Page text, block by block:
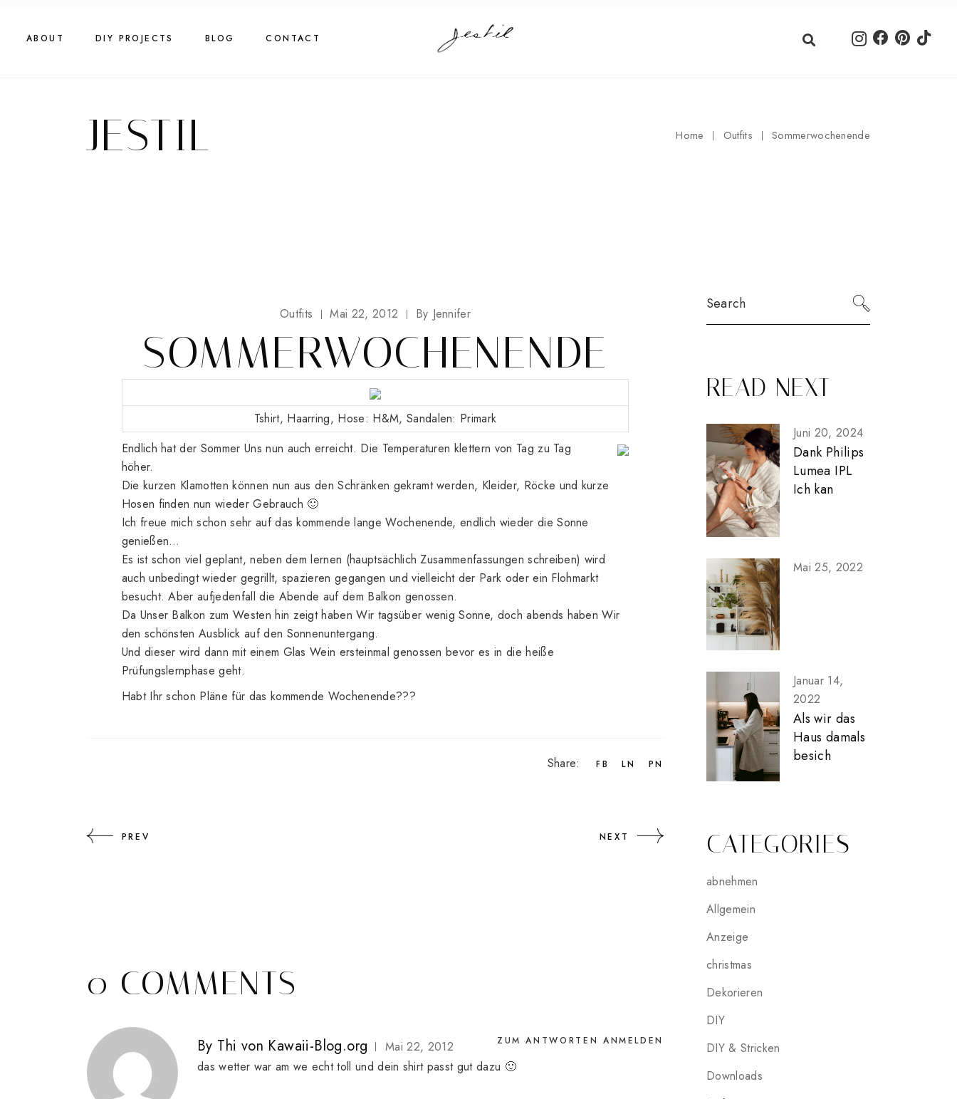
contentABOUT DIY PROJECTS BLOG CONTACT
JESTIL Home Outfits Sommerwochenende
Outfits Mai 22, 2012 By Jennifer
SOMMERWOCHENENDE
Tshirt, Haarring, Hose: H&M, Sandalen: Primark
Endlich hat der Sommer Uns nun auch erreicht. Die Temperaturen klettern von Tag zu Tag
höher.
Die kurzen Klamotten können nun aus den Schränken gekramt werden, Kleider, Röcke und kurze
Hosen finden nun wieder Gebrauch 🙂
Ich freue mich schon sehr auf das kommende lange Wochenende, endlich wieder die Sonne
genießen…
Es ist schon viel geplant, neben dem lernen (hauptsächlich Zusammenfassungen schreiben) wird
auch unbedingt wieder gegrillt, spazieren gegangen und vielleicht der Park oder ein Flohmarkt
besucht. Aber aufjedenfall die Abende auf dem Balkon genossen.
Da Unser Balkon zum Westen hin zeigt haben Wir tagsüber wenig Sonne, doch abends haben Wir
den schönsten Ausblick auf den Sonnenuntergang.
Und dieser wird dann mit einem Glas Wein ersteinmal genossen bevor es in die heiße
Prüfungslernphase geht.
Habt Ihr schon Pläne für das kommende Wochenende???
Share: FB LN PN
PREV NEXT
0 COMMENTS
By Thi von Kawaii-Blog.org
Mai 22, 2012
das wetter war am we echt toll und dein shirt passt gut dazu 🙂
ZUM ANTWORTEN ANMELDEN
READ NEXT
Juni 20, 2024
Dank Philips
Lumea IPL
Ich kan
Mai 25, 2022
Januar 14,
2022
Als wir das
Haus damals
besich
CATEGORIES
abnehmen
Allgemein
Anzeige
christmas
Dekorieren
DIY
DIY & Stricken
Downloads